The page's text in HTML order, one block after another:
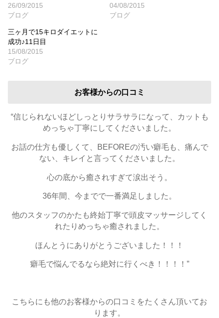
26/09/2015
ブログ
04/08/2015
ブログ
三ヶ月で15キロダイエットに
成功♪11日目
15/08/2015
ブログ
お客様からの口コミ
“信じられないほどしっとりサラサラになって、カットも
めっちゃ丁寧にしてくださいました。
お話の仕方も優しくて、BEFOREの汚い癖毛も、痛んで
ない、キレイと言ってくださいました。
心の底から癒されすぎて涙出そう。
36年間、今までで一番満足しました。
他のスタッフのかたも終始丁寧で頭皮マッサージしてく
れたりめっちゃ癒されました。
ほんとうにありがとうございました！！！
癖毛で悩んでるなら絶対に行くべき！！！！”
こちらにも他のお客様からの口コミをたくさん頂いてお
ります。